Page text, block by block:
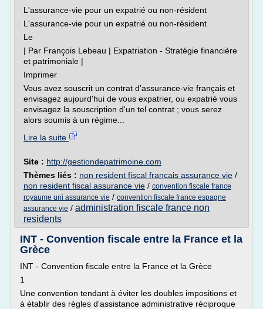
L'assurance-vie pour un expatrié ou non-résident
L'assurance-vie pour un expatrié ou non-résident
Le
| Par François Lebeau | Expatriation - Stratégie financière
et patrimoniale |
Imprimer
Vous avez souscrit un contrat d'assurance-vie français et
envisagez aujourd'hui de vous expatrier, ou expatrié vous
envisagez la souscription d'un tel contrat ; vous serez
alors soumis à un régime...
Lire la suite
Site : http://gestiondepatrimoine.com
Thèmes liés : non resident fiscal francais assurance vie /
non resident fiscal assurance vie / convention fiscale france
royaume uni assurance vie / convention fiscale france espagne
assurance vie / administration fiscale france non
residents
INT - Convention fiscale entre la France et la
Grèce
INT - Convention fiscale entre la France et la Grèce
1
Une convention tendant à éviter les doubles impositions et
à établir des règles d'assistance administrative réciproque